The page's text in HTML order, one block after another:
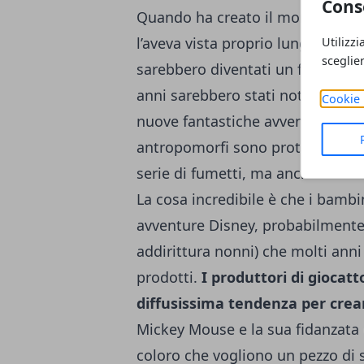
Cookie
Quando ha creato il mondo di
l’aveva vista proprio lunga.
sarebbero diventati un
anni sarebbero stati noti
nuove fantastiche avventure. I
antropomorfi sono protagonisti
serie di fumetti, ma anche in
La cosa incredibile è che i
avventure Disney,
addirittura nonni) che molti
prodotti. I produttori di
diffusissima tendenza per
Mickey Mouse e la sua
coloro che vogliono un pezzo di